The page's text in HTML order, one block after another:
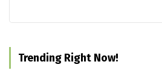
Trending Right Now!